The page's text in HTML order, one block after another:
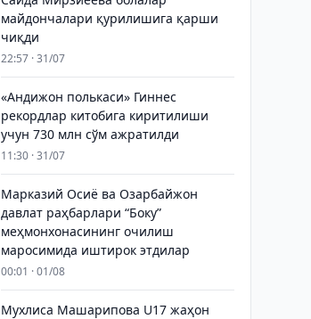
майдончалари қурилишига қарши
чиқди
22:57 · 31/07
«Андижон полькаси» Гиннес
рекордлар китобига киритилиши
учун 730 млн сўм ажратилди
11:30 · 31/07
Марказий Осиё ва Озарбайжон
давлат раҳбарлари “Боку”
меҳмонхонасининг очилиш
маросимида иштирок этдилар
00:01 · 01/08
Мухлиса Машарипова U17 жаҳон